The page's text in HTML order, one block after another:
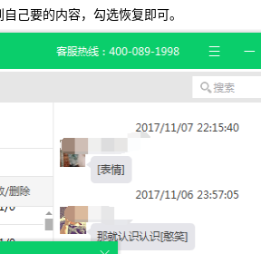
己要的内容，勾选恢复即可。